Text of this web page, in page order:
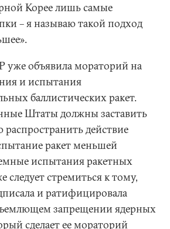
Корее лишь самые
– я называю такой подход
объявила мораторий на
и испытания
баллистических ракет.
Штаты должны заставить
действие
ракет меньшей
испытания ракетных
следует стремиться к тому,
и ратифицировала
запрещении ядерных
сделает ее мораторий